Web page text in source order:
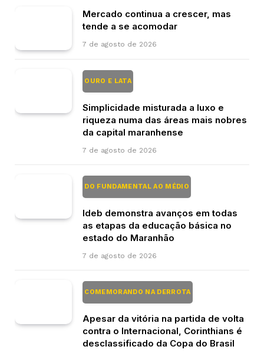
Mercado continua a crescer, mas
tende a se acomodar
7 de agosto de 2026
OURO E LATA
Simplicidade misturada a luxo e
riqueza numa das áreas mais nobres
da capital maranhense
7 de agosto de 2026
DO FUNDAMENTAL AO MÉDIO
Ideb demonstra avanços em todas
as etapas da educação básica no
estado do Maranhão
7 de agosto de 2026
COMEMORANDO NA DERROTA
Apesar da vitória na partida de volta
contra o Internacional, Corinthians é
desclassificado da Copa do Brasil